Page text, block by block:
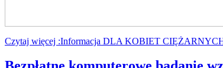
Czytaj więcej :Informacja DLA KOBIET